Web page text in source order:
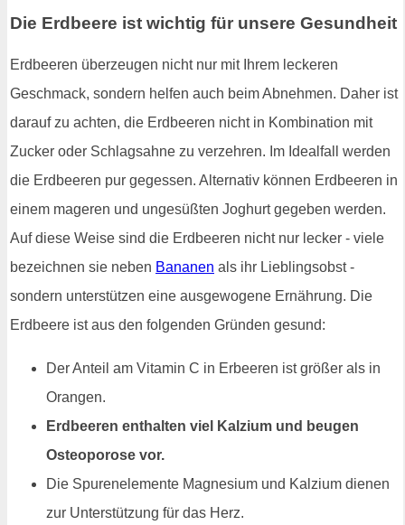
Die Erdbeere ist wichtig für unsere Gesundheit
Erdbeeren überzeugen nicht nur mit Ihrem leckeren
Geschmack, sondern helfen auch beim Abnehmen. Daher ist
darauf zu achten, die Erdbeeren nicht in Kombination mit
Zucker oder Schlagsahne zu verzehren. Im Idealfall werden
die Erdbeeren pur gegessen. Alternativ können Erdbeeren in
einem mageren und ungesüßten Joghurt gegeben werden.
Auf diese Weise sind die Erdbeeren nicht nur lecker - viele
bezeichnen sie neben Bananen als ihr Lieblingsobst -
sondern unterstützen eine ausgewogene Ernährung. Die
Erdbeere ist aus den folgenden Gründen gesund:
Der Anteil am Vitamin C in Erbeeren ist größer als in
Orangen.
Erdbeeren enthalten viel Kalzium und beugen
Osteoporose vor.
Die Spurenelemente Magnesium und Kalzium dienen
zur Unterstützung für das Herz.